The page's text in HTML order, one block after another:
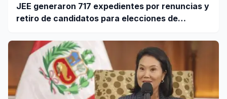
JEE generaron 717 expedientes por renuncias y
retiro de candidatos para elecciones de